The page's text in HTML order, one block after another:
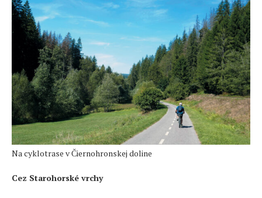
Na cyklotrase v Čiernohronskej doline
Cez Starohorské vrchy